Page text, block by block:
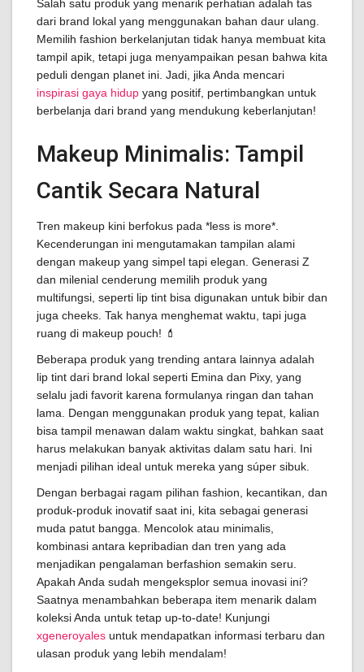
Salah satu produk yang menarik perhatian adalah tas
dari brand lokal yang menggunakan bahan daur ulang.
Memilih fashion berkelanjutan tidak hanya membuat kita
tampil apik, tetapi juga menyampaikan pesan bahwa kita
peduli dengan planet ini. Jadi, jika Anda mencari
inspirasi gaya hidup yang positif, pertimbangkan untuk
berbelanja dari brand yang mendukung keberlanjutan!
Makeup Minimalis: Tampil
Cantik Secara Natural
Tren makeup kini berfokus pada *less is more*.
Kecenderungan ini mengutamakan tampilan alami
dengan makeup yang simpel tapi elegan. Generasi Z
dan milenial cenderung memilih produk yang
multifungsi, seperti lip tint bisa digunakan untuk bibir dan
juga cheeks. Tak hanya menghemat waktu, tapi juga
ruang di makeup pouch! 💄
Beberapa produk yang trending antara lainnya adalah
lip tint dari brand lokal seperti Emina dan Pixy, yang
selalu jadi favorit karena formulanya ringan dan tahan
lama. Dengan menggunakan produk yang tepat, kalian
bisa tampil menawan dalam waktu singkat, bahkan saat
harus melakukan banyak aktivitas dalam satu hari. Ini
menjadi pilihan ideal untuk mereka yang súper sibuk.
Dengan berbagai ragam pilihan fashion, kecantikan, dan
produk-produk inovatif saat ini, kita sebagai generasi
muda patut bangga. Mencolok atau minimalis,
kombinasi antara kepribadian dan tren yang ada
menjadikan pengalaman berfashion semakin seru.
Apakah Anda sudah mengeksplor semua inovasi ini?
Saatnya menambahkan beberapa item menarik dalam
koleksi Anda untuk tetap up-to-date! Kunjungi
xgeneroyales untuk mendapatkan informasi terbaru dan
ulasan produk yang lebih mendalam!